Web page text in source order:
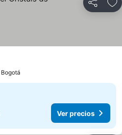
Compartir
Bogotá
Ver precios